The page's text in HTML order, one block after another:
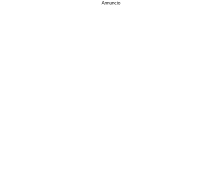
Annuncio